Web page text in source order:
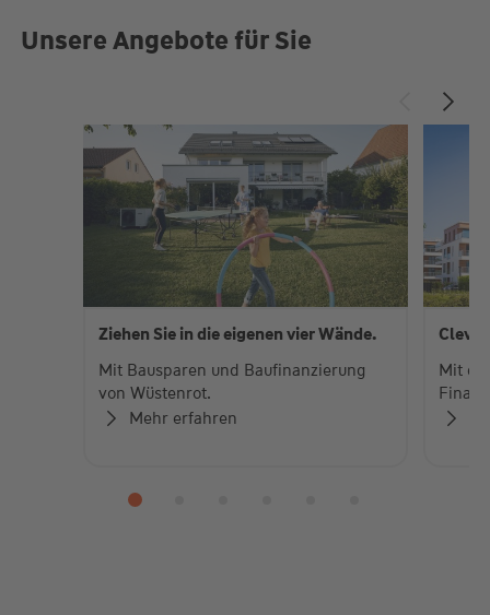
Unsere Angebote für Sie
Ziehen Sie in die eigenen vier Wände.
Mit Bausparen und Baufinanzierung
von Wüstenrot.
Mehr erfahren
Mit